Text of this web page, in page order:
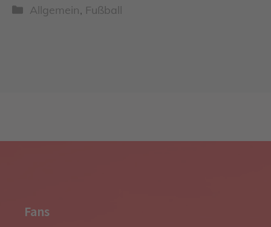
Kategorien
Allgemein, Fußball
Fans